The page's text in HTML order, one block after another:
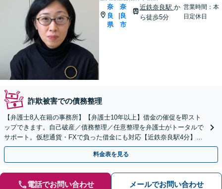
奈
良
県
奈
良
市
近鉄奈良駅 か
ら徒歩5分
営業時間：本
日定休日
詐欺被害での債務整理
【弁護士8人在籍の事務所】【弁護士10年以上】借金の催促を即スト
ップできます。自己破産／債務整理／任意整理を弁護士がトータルで
サポート。仮想通貨・FXで負った借金にも対応【近鉄奈良駅4分】
【夜間・休日の相談可能】【オンライン相談可能】
料金表を見る
電話でお問い合わせ メールでお問い合わせ